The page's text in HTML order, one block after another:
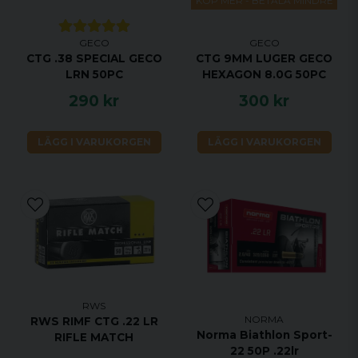
GECO
CTG .38 SPECIAL GECO
LRN 50PC
290 kr
LÄGG I VARUKORGEN
GECO
CTG 9MM LUGER GECO
HEXAGON 8.0G 50PC
300 kr
LÄGG I VARUKORGEN
RWS
RWS RIMF CTG .22 LR
RIFLE MATCH
NORMA
Norma Biathlon Sport-
22 50P .22lr